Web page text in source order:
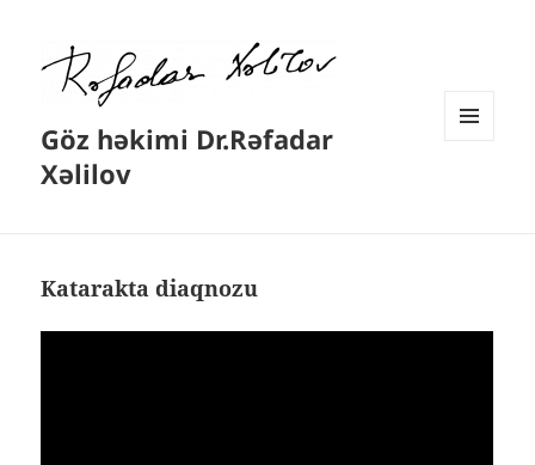
Göz həkimi Dr.Rəfadar
Xəlilov
Katarakta diaqnozu